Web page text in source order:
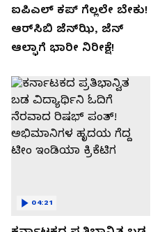
ಐಪಿಎಲ್ ಕಪ್‌ ಗೆಲ್ಲಲೇ ಬೇಕು!
ಆರ್‌ಸಿಬಿ ಜೆನ್‌ಝಿ, ಜೆನ್‌
ಆಲ್ಫಾಗೆ ಭಾರೀ ನಿರೀಕ್ಷೆ!
04:21